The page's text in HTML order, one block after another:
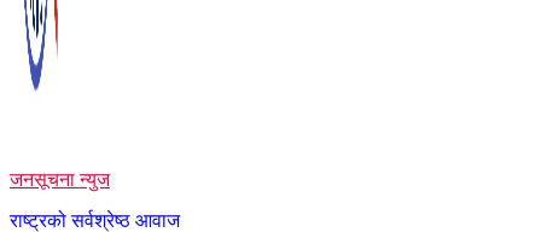
जनसूचना न्युज
राष्ट्रको सर्वश्रेष्ठ आवाज